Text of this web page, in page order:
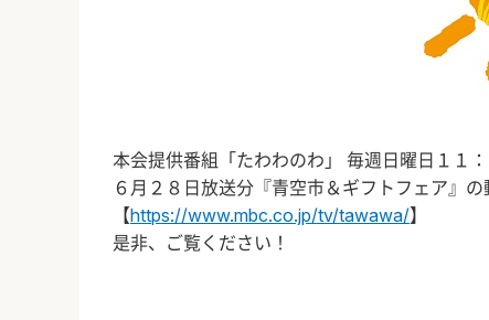
本会提供番組「たわわのわ」 毎週日曜日１１
６月２８日放送分『青空市＆ギフトフェア』の
【https://www.mbc.co.jp/tv/tawawa/】
是非、ご覧ください！